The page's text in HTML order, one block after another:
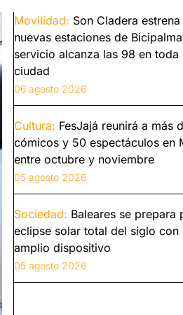
Movilidad: Son Cladera
nuevas estaciones de
servicio alcanza las 98 en toda
ciudad
06 agosto 2026
Cultura: FesJajá reunirá a más
cómicos y 50 espectáculos en
entre octubre y noviembre
05 agosto 2026
Sociedad: Baleares se prepara
eclipse solar total del siglo con
amplio dispositivo
05 agosto 2026